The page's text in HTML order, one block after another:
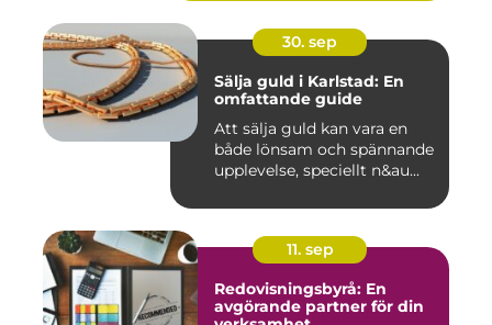
30. sep
Sälja guld i Karlstad: En
omfattande guide
Att sälja guld kan vara en
både lönsam och spännande
upplevelse, speciellt n&au...
11. sep
Redovisningsbyrå: En
avgörande partner för din